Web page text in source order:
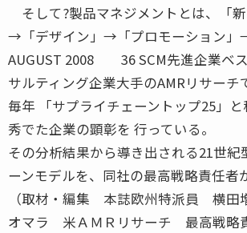
そして?製品マネジメントとは、「新
→「デザイン」→「プロモーション」
AUGUST 2008 36 SCM先進企業ベ
サルティング企業大手のAMRリサーチ
毎年 「サプライチェーントップ25」と
秀でた企業の顕彰を 行っている。
その分析結果から導き出される21世紀
ーンモデルを、同社の最高戦略責任者
（取材・編集 本誌欧州特派員 横田
オマラ 米ＡＭＲリサーチ 最高戦略